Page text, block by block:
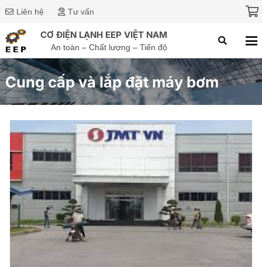
Liên hệ Tư vấn
CƠ ĐIỆN LẠNH EEP VIỆT NAM
An toàn – Chất lượng – Tiến độ
Cung cấp và lắp đặt máy bơm